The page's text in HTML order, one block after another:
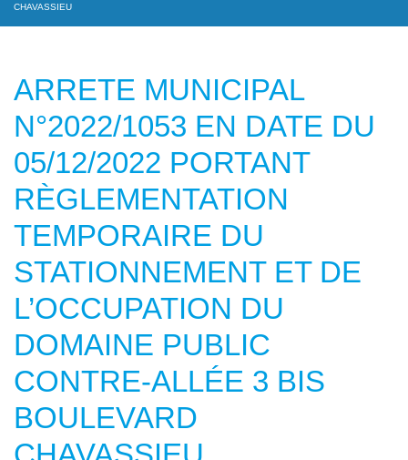
CHAVASSIEU
ARRETE MUNICIPAL
N°2022/1053 EN DATE DU
05/12/2022 PORTANT
RÈGLEMENTATION
TEMPORAIRE DU
STATIONNEMENT ET DE
L’OCCUPATION DU
DOMAINE PUBLIC
CONTRE-ALLÉE 3 BIS
BOULEVARD